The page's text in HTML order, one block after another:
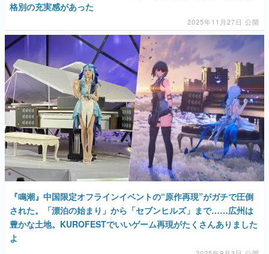
格別の充実感があった
2025年11月27日 公開
『鳴潮』中国限定オフラインイベントの“原作再現”がガチで圧倒
された。「漂泊の始まり」から「セブンヒルズ」まで……広州は
豊かな土地。KUROFESTでいいゲーム再現がたくさんありました
よ